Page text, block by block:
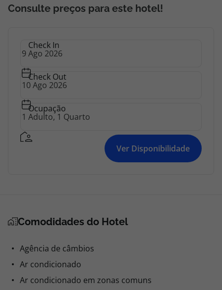
Consulte preços para este hotel!
Check In
Check Out
Ocupação
Ver Disponibilidade
Comodidades do Hotel
Agência de câmbios
Ar condicionado
Ar condicionado em zonas comuns